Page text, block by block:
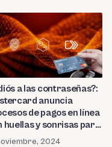
a las contraseñas?:
anuncia
de pagos en línea
huellas y sonrisas para
2024